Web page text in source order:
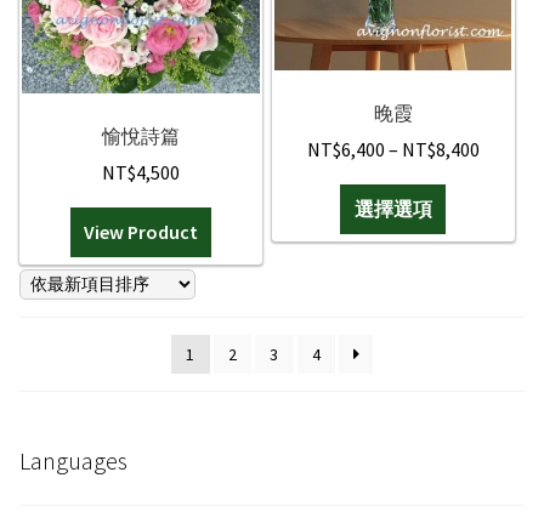
晚霞
NT$6,400 – NT$8,400Price
選擇選項
產
愉悅詩篇
NT$4,500
View Product
1 2 3 4
Languages